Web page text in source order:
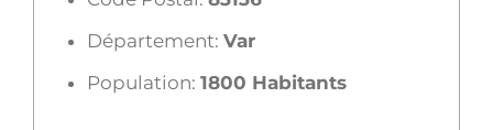
Département: Var
Population: 1800 Habitants